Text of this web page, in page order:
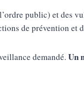
public) et des
de prévention et
demandé. Un